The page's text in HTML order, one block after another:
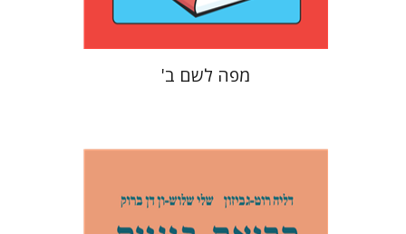
מפה לשם ב'
דליה רוט-גביזון שלי שלוש-ון דן ברוק